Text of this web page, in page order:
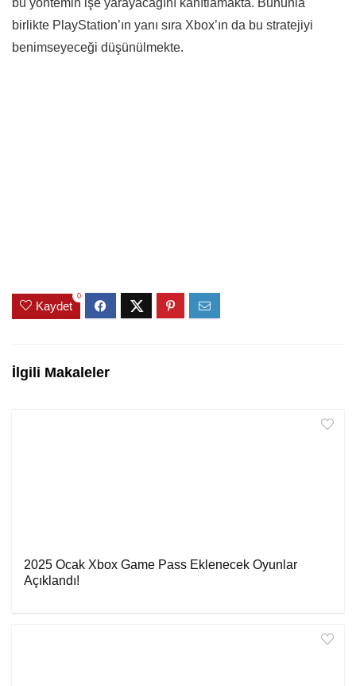
bu yöntemin işe yarayacağını kanıtlamakta. Bununla
birlikte PlayStation’ın yanı sıra Xbox’ın da bu stratejiyi
benimseyeceği düşünülmekte.
Kaydet
0
İlgili Makaleler
2025 Ocak Xbox Game Pass Eklenecek Oyunlar
Açıklandı!